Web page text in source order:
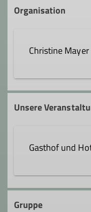
Organisation
Christine Mayer
Unsere
Gasthof und
Gasthof
Gruppe